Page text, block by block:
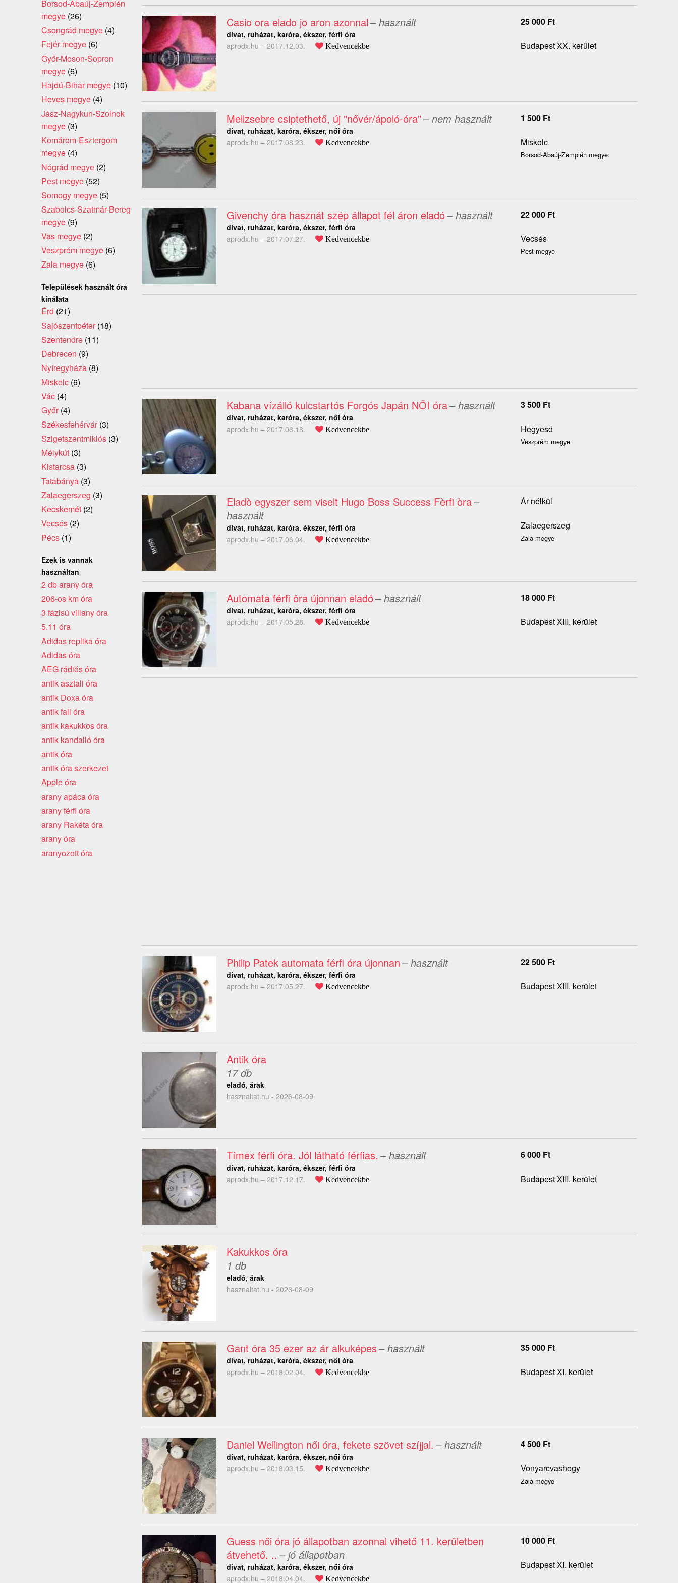
Casio ora elado jo aron azonnal– használt
divat, ruházat, karóra, ékszer, férfi óra
aprodx.hu – 2017.12.03. Kedvencekbe
25 000 Ft
Budapest XX. kerület
Mellzsebre csiptethető, új "nővér/ápoló-óra"– nem használt
divat, ruházat, karóra, ékszer, női óra
aprodx.hu – 2017.08.23. Kedvencekbe
1 500 Ft
Miskolc
Borsod-Abaúj-Zemplén megye
Givenchy óra hasznát szép állapot fél áron eladó– használt
divat, ruházat, karóra, ékszer, férfi óra
aprodx.hu – 2017.07.27. Kedvencekbe
22 000 Ft
Vecsés
Pest megye
Kabana vízálló kulcstartós Forgós Japán NŐI óra– használt
divat, ruházat, karóra, ékszer, női óra
aprodx.hu – 2017.06.18. Kedvencekbe
3 500 Ft
Hegyesd
Veszprém megye
Eladò egyszer sem viselt Hugo Boss Success Fèrfi òra–
használt
divat, ruházat, karóra, ékszer, férfi óra
aprodx.hu – 2017.06.04. Kedvencekbe
Ár nélkül
Zalaegerszeg
Zala megye
Automata férfi öra újonnan eladó– használt
divat, ruházat, karóra, ékszer, férfi óra
aprodx.hu – 2017.05.28. Kedvencekbe
18 000 Ft
Budapest XIII. kerület
Philip Patek automata férfi óra újonnan– használt
divat, ruházat, karóra, ékszer, férfi óra
aprodx.hu – 2017.05.27. Kedvencekbe
22 500 Ft
Budapest XIII. kerület
Antik óra
17 db
eladó, árak
hasznaltat.hu - 2026-08-09
Tímex férfi óra. Jól látható férfias. – használt
divat, ruházat, karóra, ékszer, férfi óra
aprodx.hu – 2017.12.17. Kedvencekbe
6 000 Ft
Budapest XIII. kerület
Kakukkos óra
1 db
eladó, árak
hasznaltat.hu - 2026-08-09
Gant óra 35 ezer az ár alkuképes– használt
divat, ruházat, karóra, ékszer, női óra
aprodx.hu – 2018.02.04. Kedvencekbe
35 000 Ft
Budapest XI. kerület
Daniel Wellington női óra, fekete szövet szíjjal. – használt
divat, ruházat, karóra, ékszer, női óra
aprodx.hu – 2018.03.15. Kedvencekbe
4 500 Ft
Vonyarcvashegy
Zala megye
Guess női óra jó állapotban azonnal vihető 11. kerületben
átvehető. .. – jó állapotban
divat, ruházat, karóra, ékszer, női óra
aprodx.hu – 2018.04.04. Kedvencekbe
10 000 Ft
Budapest XI. kerület
Borsod-Abaúj-Zemplén
megye (26)
Csongrád megye (4)
Fejér megye (6)
Győr-Moson-Sopron
megye (6)
Hajdú-Bihar megye (10)
Heves megye (4)
Jász-Nagykun-Szolnok
megye (3)
Komárom-Esztergom
megye (4)
Nógrád megye (2)
Pest megye (52)
Somogy megye (5)
Szabolcs-Szatmár-Bereg
megye (9)
Vas megye (2)
Veszprém megye (6)
Zala megye (6)
Települések használt óra
kínálata
Érd (21)
Sajószentpéter (18)
Szentendre (11)
Debrecen (9)
Nyíregyháza (8)
Miskolc (6)
Vác (4)
Győr (4)
Székesfehérvár (3)
Szigetszentmiklós (3)
Mélykút (3)
Kistarcsa (3)
Tatabánya (3)
Zalaegerszeg (3)
Kecskemét (2)
Vecsés (2)
Pécs (1)
Ezek is vannak
használtan
2 db arany óra
206-os km óra
3 fázisú villany óra
5.11 óra
Adidas replika óra
Adidas óra
AEG rádiós óra
antik asztali óra
antik Doxa óra
antik fali óra
antik kakukkos óra
antik kandalló óra
antik óra
antik óra szerkezet
Apple óra
arany apáca óra
arany férfi óra
arany Rakéta óra
arany óra
aranyozott óra